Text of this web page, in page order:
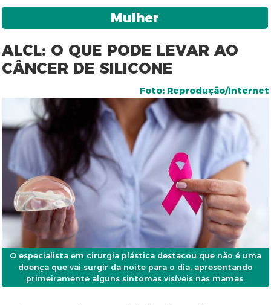
Mulher
ALCL: O QUE PODE LEVAR AO
CÂNCER DE SILICONE
Foto: Reprodução/Internet
O especialista em cirurgia plástica destacou que não é uma
doença que vai surgir da noite para o dia, apresentando
primeiramente alguns sintomas visíveis nas mamas.